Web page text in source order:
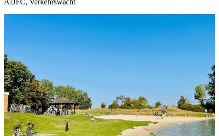
ADFC, Ver­kehrs­wacht